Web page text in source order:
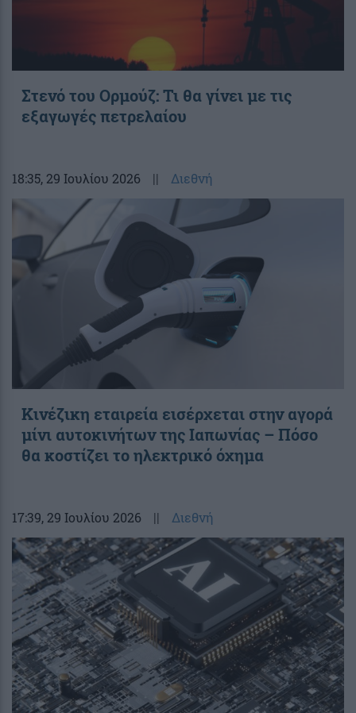
Στενό του Ορμούζ: Τι θα γίνει με τις
εξαγωγές πετρελαίου
18:35, 29 Ιουλίου 2026 || Διεθνή
Κινέζικη εταιρεία εισέρχεται στην αγορά
μίνι αυτοκινήτων της Ιαπωνίας – Πόσο
θα κοστίζει το ηλεκτρικό όχημα
17:39, 29 Ιουλίου 2026 || Διεθνή